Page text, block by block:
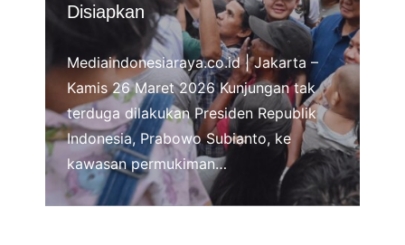
Disiapkan
Mediaindonesiaraya.co.id | Jakarta –
Kamis 26 Maret 2026 Kunjungan tak
terduga dilakukan Presiden Republik
Indonesia, Prabowo Subianto, ke
kawasan permukiman…